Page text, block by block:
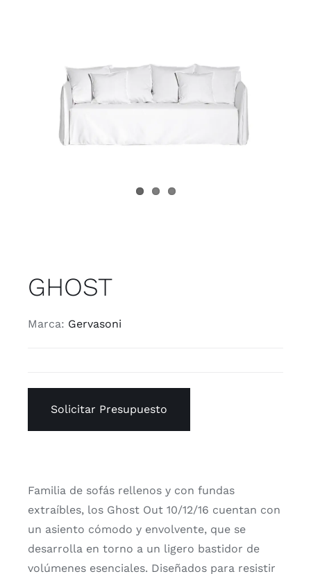
Marcas
Tiendas
GHOST
Marca: Gervasoni
Solicitar Presupuesto
Familia de sofás rellenos y con fundas
extraíbles, los Ghost Out 10/12/16 cuentan con
un asiento cómodo y envolvente, que se
desarrolla en torno a un ligero bastidor de
volúmenes esenciales. Diseñados para resistir